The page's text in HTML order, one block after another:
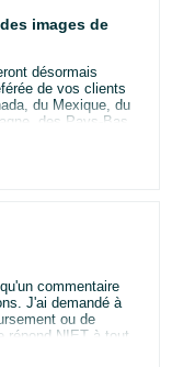
de recherche,
Les propriétaires
l'entrée en vigueur
et approuver
les modifications
que nous
vous conviennent
mis en vente à
seront-ils
de
en fonction de la
prédéfinis.
en masse ?
images de
désormais
de vos clients
du Mexique, du
des Pays-Bas,
du Royaume-Uni.
détaillée du produit
utilisent l'IA avec
permet aux
leur langue
les ventes.
vos produits et la
(par exemple,
nous les
commentaire
J'ai demandé à
ou de
NIET à tout.